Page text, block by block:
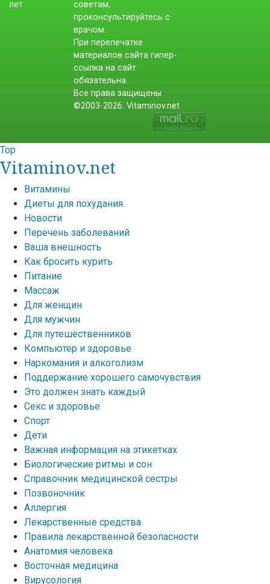
советам,
проконсультируйтесь с
врачом.
При перепечатке
материалов сайта гипер-
ссылка на сайт
обязательна.
Все права защищены
©2003-2026. Vitaminov.net
Top
Vitaminov.net
Витамины
Диеты для похудания
Новости
Перечень заболеваний
Ваша внешность
Как бросить курить
Питание
Массаж
Для женщин
Для мужчин
Для путешественников
Компьютер и здоровье
Наркомания и алкоголизм
Поддержание хорошего самочувствия
Это должен знать каждый
Секс и здоровье
Спорт
Дети
Важная информация на этикетках
Биологические ритмы и сон
Справочник медицинской сестры
Позвоночник
Аллергия
Лекарственные средства
Правила лекарственной безопасности
Aнатомия человека
Восточная медицина
Вирусология